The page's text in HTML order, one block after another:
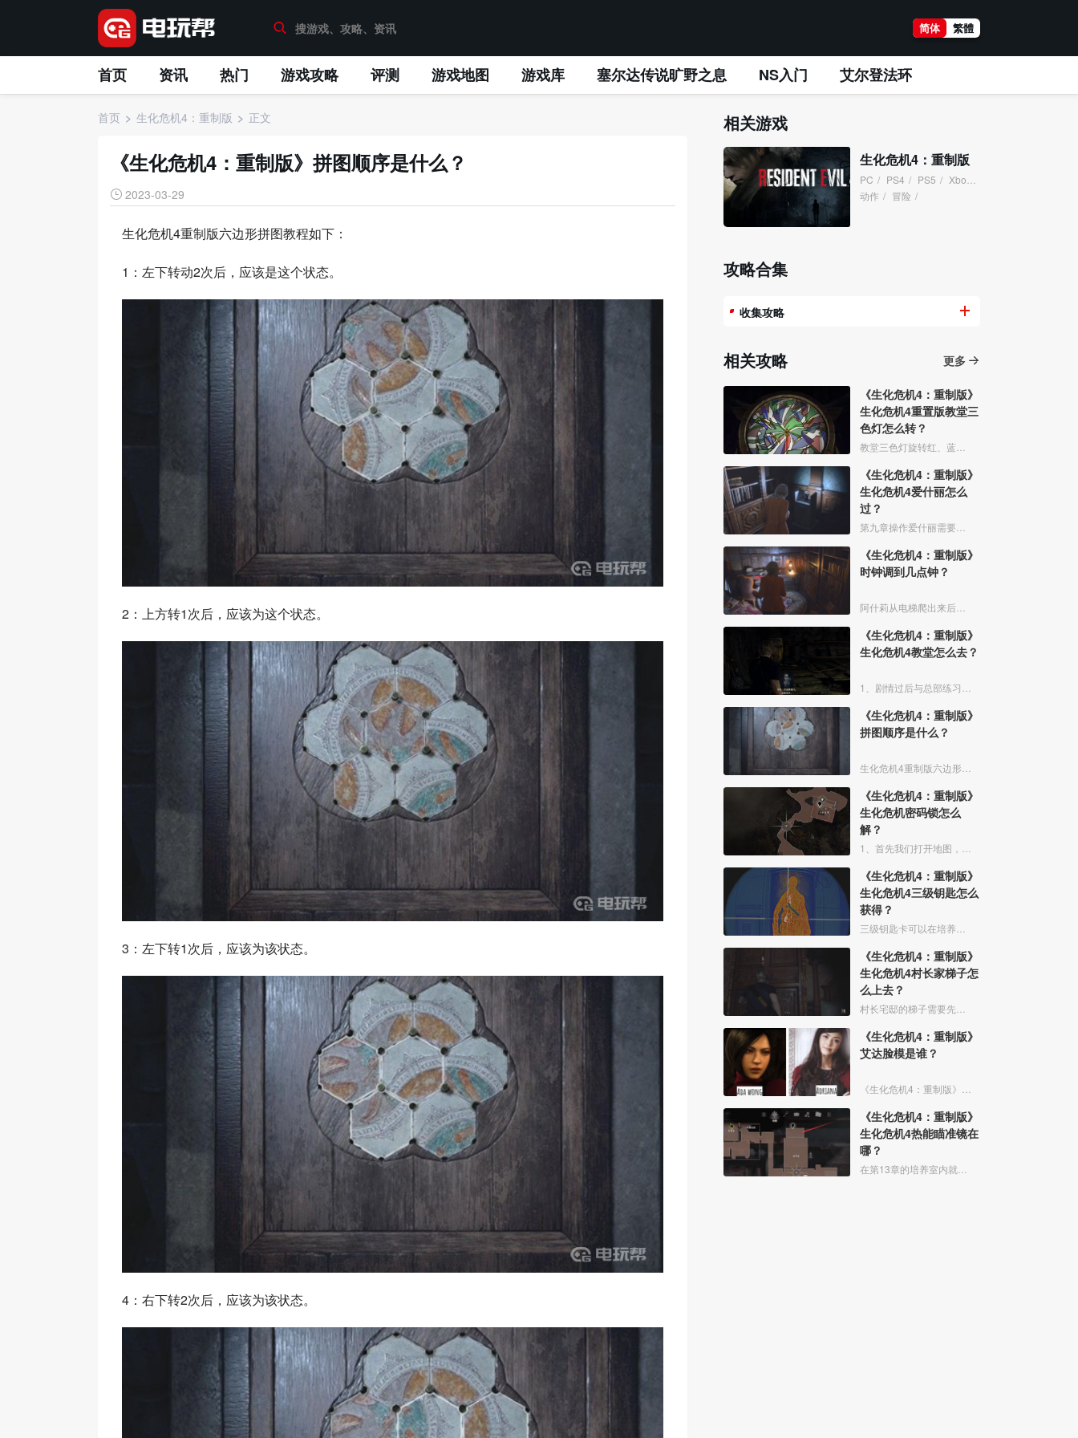
简体 繁體
首页 资讯 热门 游戏攻略 评测 游戏地图 游戏库 塞尔达传说旷野之息 NS入门 艾尔登法环
首页 生化危机4：重制版 正文
《生化危机4：重制版》拼图顺序是什么？
2023-03-29
生化危机4重制版六边形拼图教程如下：
1：左下转动2次后，应该是这个状态。
2：上方转1次后，应该为这个状态。
3：左下转1次后，应该为该状态。
4：右下转2次后，应该为该状态。
相关游戏
生化危机4：重制版
PC / PS4 / PS5 / XboxSeries
动作 / 冒险 /
攻略合集
收集攻略
相关攻略 更多
《生化危机4：重制版》
生化危机4重置版教堂三
色灯怎么转？
《生化危机4：重制版》
生化危机4爱什丽怎么
过？
《生化危机4：重制版》
时钟调到几点钟？
《生化危机4：重制版》
生化危机4教堂怎么去？
《生化危机4：重制版》
拼图顺序是什么？
《生化危机4：重制版》
生化危机密码锁怎么
解？
《生化危机4：重制版》
生化危机4三级钥匙怎么
获得？
《生化危机4：重制版》
生化危机4村长家梯子怎
么上去？
《生化危机4：重制版》
艾达脸模是谁？
《生化危机4：重制版》
生化危机4热能瞄准镜在
哪？